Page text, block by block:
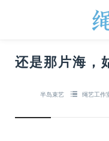
还是那片海，
半岛束艺 绳艺工作